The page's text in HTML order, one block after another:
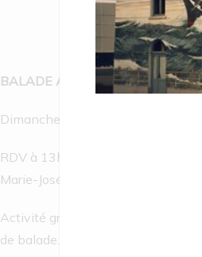
BALADE A VELO AVEC LE
Dimanche 18 mars, de 14:00 >
RDV à 13h45, entrée principale
Marie-José
Activité gratuite. Apportez votre
de balade.